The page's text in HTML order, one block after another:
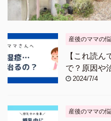
産後のママの
【これ読ん
で？原因や
2024/7/4
産後のママの